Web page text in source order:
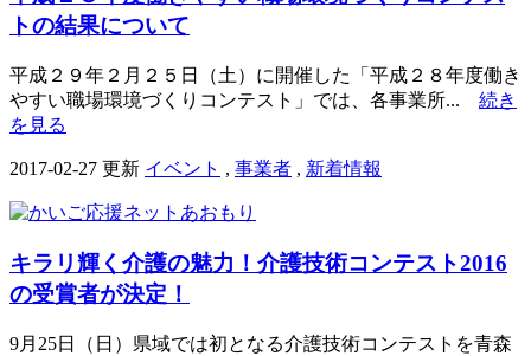
トの結果について
平成２９年２月２５日（土）に開催した「平成２８年度働き
やすい職場環境づくりコンテスト」では、各事業所... 続き
を見る
2017-02-27 更新 イベント , 事業者 , 新着情報
キラリ輝く介護の魅力！介護技術コンテスト2016
の受賞者が決定！
9月25日（日）県域では初となる介護技術コンテストを青森